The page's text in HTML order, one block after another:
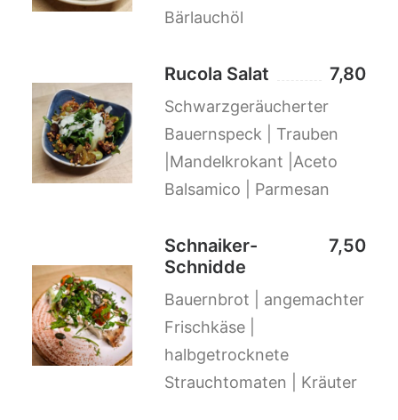
Bärlauchöl
Rucola Salat 7,80
Schwarzgeräucherter
Bauernspeck | Trauben
|Mandelkrokant |Aceto
Balsamico | Parmesan
Schnaiker-
Schnidde
7,50
Bauernbrot | angemachter
Frischkäse |
halbgetrocknete
Strauchtomaten | Kräuter